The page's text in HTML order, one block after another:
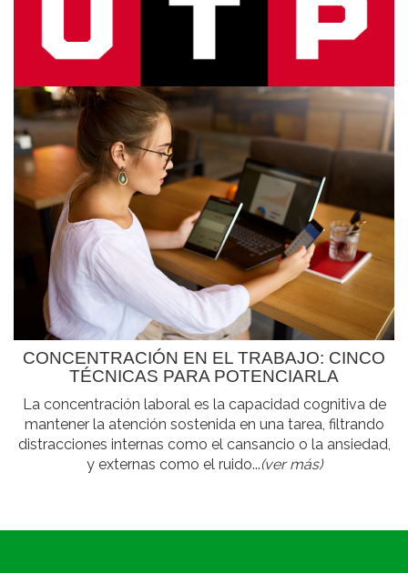
CONCENTRACIÓN EN EL TRABAJO: CINCO
TÉCNICAS PARA POTENCIARLA
La concentración laboral es la capacidad cognitiva de
mantener la atención sostenida en una tarea, filtrando
distracciones internas como el cansancio o la ansiedad,
y externas como el ruido...(ver más)